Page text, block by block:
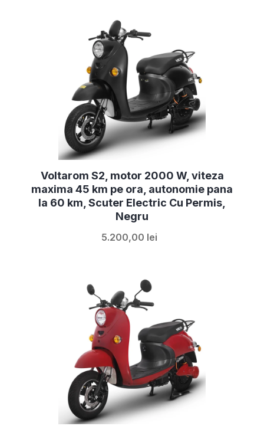
Voltarom S2, motor 2000 W, viteza
maxima 45 km pe ora, autonomie pana
la 60 km, Scuter Electric Cu Permis,
Negru
5.200,00 lei